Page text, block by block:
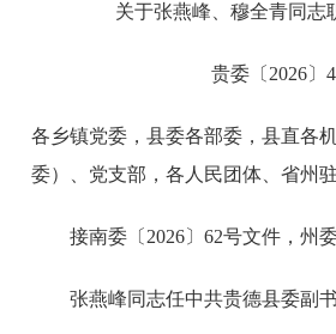
关于张燕峰、穆全青同志
贵委〔2026〕
各乡镇党委，县委各部委，县直各
委）、党支部，各人民团体、省州
接南委〔2026〕62号文件，州
张燕峰同志任中共贵德县委副书